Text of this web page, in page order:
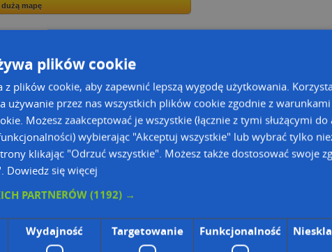
dużą mapę
mapę
bazy danych adresowych
Godziny otwarcia:
Poniedziałek:
00:00-24:00
Wtorek:
00:00-24:00
Środa:
00:00-24:00
Czwartek:
00:00-24:00
Piątek:
00:00-24:00
Danych Osobowych Administratorem (RODO), administratorem danych jest AutoMapa
plików cookie
z plików cookie, aby zapewnić lepszą wygodę użytkowania.
używanie przez nas wszystkich plików cookie zgodnie z warunkami
Możesz zaakceptować je wszystkie (łącznie z tymi służącymi do
wybierając "Akceptuj wszystkie" lub wybrać tylko
klikając "Odrzuć wszystkie". Możesz także dostosować swoje
Dowiedz się więcej
PARTNERÓW(1192) →
Wydajność Targetowanie Funkcjonalność